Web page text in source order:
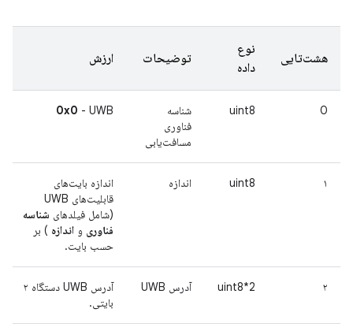
هشت‌تایی
نوع
داده
توضیحات ارزش
0
uint8
شناسه
فناوری
مسافت‌یابی
0x0 - UWB
۱ uint8 اندازه
اندازه بایت‌های
قابلیت‌های UWB
(شامل فیلدهای شناسه
فناوری و اندازه ) بر
حسب بایت.
۲ uint8*2 آدرس UWB
آدرس UWB دستگاه ۲
بایتی.